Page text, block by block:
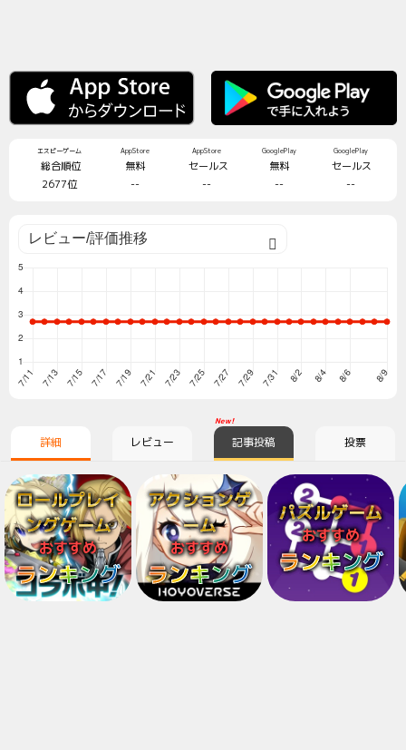
エスピーゲーム
総合順位
2677位
AppStore
無料
--
AppStore
セールス
--
GooglePlay
無料
--
GooglePlay
セールス
--
詳細 レビュー
New!
記事投稿 投票
ロールプレイ
ングゲーム
おすすめ
ランキング
アクションゲ
ーム
おすすめ
ランキング
パズルゲーム
おすすめ
ランキング